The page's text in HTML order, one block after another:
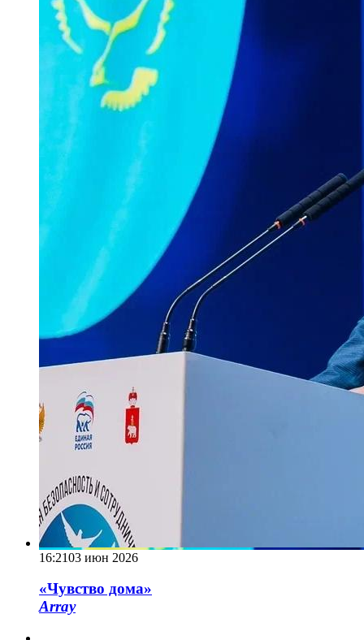
16:2103 июн 2026
«Чувство дома»
Array